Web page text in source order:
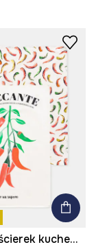
Zestaw ścierek kuchennych z dodatkiem lnu